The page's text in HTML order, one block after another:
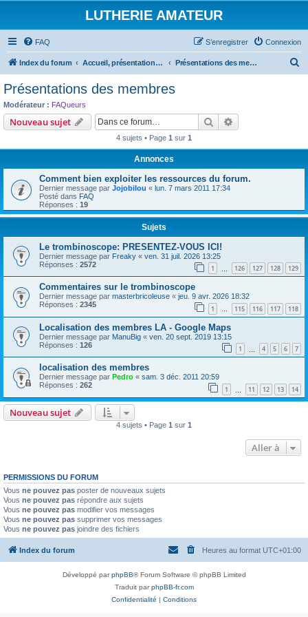
LUTHERIE AMATEUR
FAQ Connexion
S’enregistrer
Index du forum Accueil, présentations et informations Présentations des membres
r
Présentations des membres
Modérateur : FAQueurs
Nouveau sujet Rechercher
4 sujets • Page 1 sur 1
Annonces
Comment bien exploiter les ressources du forum.
Dernier message par Jojobilou « lun. 7 mars 2011 17:34
Posté dans FAQ
Réponses : 19
Sujets
Le trombinoscope: PRESENTEZ-VOUS ICI!
Dernier message par Freaky « ven. 31 juil. 2026 13:25
Réponses : 2572 1 126 127 128 129
Commentaires sur le trombinoscope
Dernier message par masterbricoleuse « jeu. 9 avr. 2026 18:32
Réponses : 2345 1 … 115 116 117 118
Localisation des membres LA - Google Maps
Dernier message par ManuBig « ven. 20 sept. 2019 13:15
Réponses : 126 1 4 5 6 7
localisation des membres
Dernier message par Pedro « sam. 3 déc. 2011 20:59
Réponses : 262 1 11 12 13 14
Nouveau sujet
4 sujets • Page 1 sur 1
Aller à
PERMISSIONS DU FORUM
Vous ne pouvez pas poster de nouveaux sujets
Vous ne pouvez pas répondre aux sujets
Vous ne pouvez pas modifier vos messages
Vous ne pouvez pas supprimer vos messages
Vous ne pouvez pas joindre des fichiers
Index du forum Heures au format UTC+01:00
Développé parphpBB® Forum Software © phpBB Limited
Traduit parphpBB-fr.com
Confidentialité | Conditions